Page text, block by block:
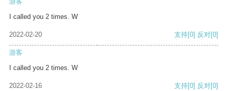
I called you 2 times. W
2022-02-20 支持[0] 反对[0]
游客
I called you 2 times. W
2022-02-16 支持[0] 反对[0]